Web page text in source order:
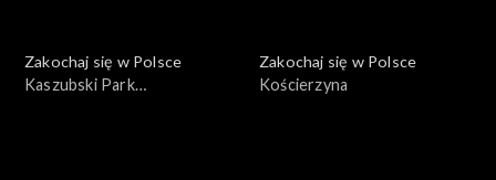
Zakochaj się w Polsce
Kaszubski Park
Zakochaj się w Polsce
Kościerzyna